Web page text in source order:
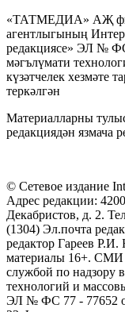
«ТАТМЕДИА» АҖ
агентлыгының
редакциясе» ЭЛ №
мәгълүмати
күзәтчелек хезмәте
теркәлгән
Материалларны
редакциядән язмача
© Сетевое издание
Адрес редакции:
Декабристов, д. 2.
(1304) Эл.почта
редактор Гареев
материалы 16+. СМИ
службой по надзору
технологий и
ЭЛ № ФС 77 - 77652